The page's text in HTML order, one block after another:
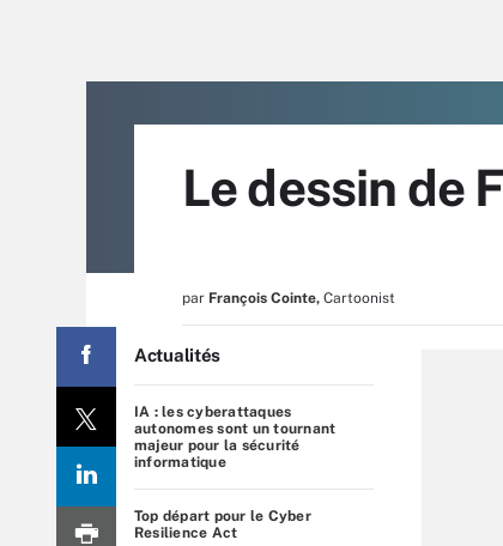
Le dessin de
par François Cointe, Cartoonist
Actualités
IA : les cyberattaques
autonomes sont un tournant
majeur pour la sécurité
informatique
Top départ pour le Cyber
Resilience Act